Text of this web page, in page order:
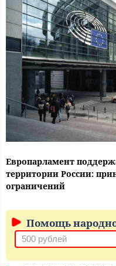
Европарламент
территории России:
ограничений
Помощь